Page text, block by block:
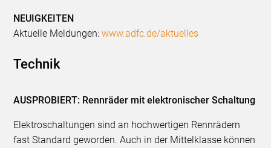
NEUIGKEITEN
Aktuelle Meldungen:www.adfc.de/aktuelles
Technik
AUSPROBIERT: Rennräder mit elektronischer Schaltung
Elektroschaltungen sind an hochwertigen Rennrädern
fast Standard geworden. Auch in der Mittelklasse können